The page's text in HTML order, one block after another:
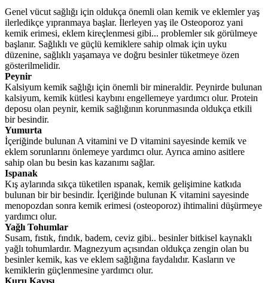
Genel vücut sağlığı için oldukça önemli olan kemik ve eklemler yaş
ilerledikçe yıpranmaya başlar. İlerleyen yaş ile Osteoporoz yani
kemik erimesi, eklem kireçlenmesi gibi... problemler sık görülmeye
başlanır. Sağlıklı ve güçlü kemiklere sahip olmak için uyku
düzenine, sağlıklı yaşamaya ve doğru besinler tüketmeye özen
gösterilmelidir.
Peynir
Kalsiyum kemik sağlığı için önemli bir mineraldir. Peynirde bulunan
kalsiyum, kemik kütlesi kaybını engellemeye yardımcı olur. Protein
deposu olan peynir, kemik sağlığının korunmasında oldukça etkili
bir besindir.
Yumurta
İçeriğinde bulunan A vitamini ve D vitamini sayesinde kemik ve
eklem sorunlarını önlemeye yardımcı olur. Ayrıca amino asitlere
sahip olan bu besin kas kazanımı sağlar.
Ispanak
Kış aylarında sıkça tüketilen ıspanak, kemik gelişimine katkıda
bulunan bir bir besindir. İçeriğinde bulunan K vitamini sayesinde
menopozdan sonra kemik erimesi (osteoporoz) ihtimalini düşürmeye
yardımcı olur.
Yağlı Tohumlar
Susam, fıstık, fındık, badem, ceviz gibi.. besinler bitkisel kaynaklı
yağlı tohumlardır. Magnezyum açısından oldukça zengin olan bu
besinler kemik, kas ve eklem sağlığına faydalıdır. Kasların ve
kemiklerin güçlenmesine yardımcı olur.